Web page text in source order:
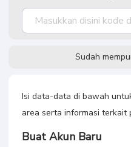
Sudah
Isi data-data di bawah
area serta informasi terkait
Buat Akun Baru